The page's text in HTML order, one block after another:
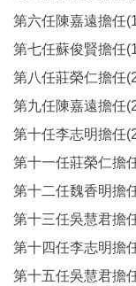
第六任陳嘉遠擔任
第七任蘇俊賢擔任
第八任莊榮仁擔任
第九任陳嘉遠擔任
第十任李志明擔任
第十一任莊榮仁擔
第十二任魏香明擔
第十三任吳慧君擔
第十四任李志明擔
第十五任吳慧君擔